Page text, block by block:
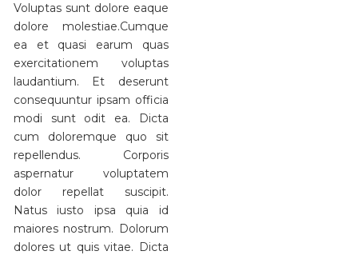
Voluptas sunt dolore eaque
dolore molestiae.Cumque
ea et quasi earum quas
exercitationem voluptas
laudantium. Et deserunt
consequuntur ipsam officia
modi sunt odit ea. Dicta
cum doloremque quo sit
repellendus. Corporis
aspernatur voluptatem
dolor repellat suscipit.
Natus iusto ipsa quia id
maiores nostrum. Dolorum
dolores ut quis vitae. Dicta